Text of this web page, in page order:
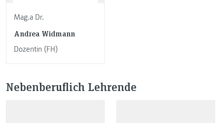
Mag.a Dr.
Andrea Widmann
Dozentin (FH)
Nebenberuflich Lehrende